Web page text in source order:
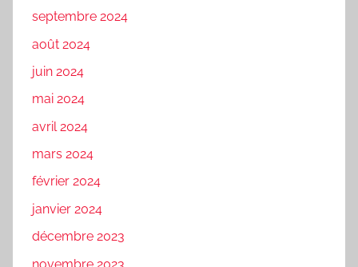
septembre 2024
août 2024
juin 2024
mai 2024
avril 2024
mars 2024
février 2024
janvier 2024
décembre 2023
novembre 2023